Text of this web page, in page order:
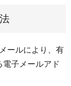
ールにより、有
子メールアド